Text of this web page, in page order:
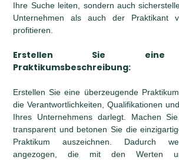
Ihre Suche leiten, sondern auch
Unternehmen als auch der Praktikant
profitieren.
Erstellen Sie eine
Praktikumsbeschreibung:
Erstellen Sie eine überzeugende
die Verantwortlichkeiten, Qualifikationen
Ihres Unternehmens darlegt. Machen
transparent und betonen Sie die
Praktikum auszeichnen. Dadurch
angezogen, die mit den Werten